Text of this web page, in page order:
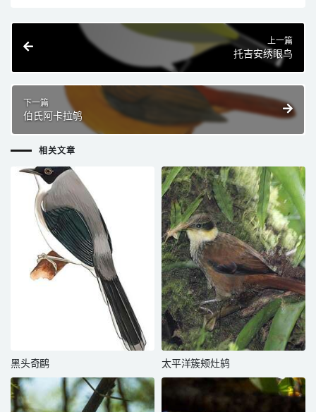
上一篇
托吉安绣眼鸟
下一篇
伯氏阿卡拉鸲
相关文章
黑头奇鹛 太平洋簇颊灶鸫